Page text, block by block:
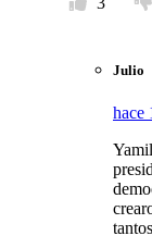
Julio
hace